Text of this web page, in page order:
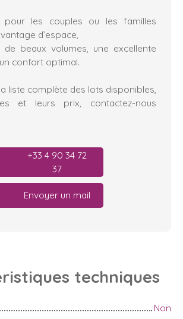
pour les couples ou les familles
d’espace,
beaux volumes, une excellente
confort optimal.
liste complète des lots disponibles,
et leurs prix, contactez-nous
+33 4 90 34 72
37
Envoyer un mail
techniques
Non